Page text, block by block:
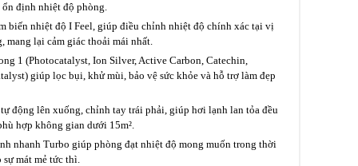
ổn định nhiệt độ phòng.
biến nhiệt độ I Feel, giúp điều chỉnh nhiệt độ chính xác tại vị
mang lại cảm giác thoải mái nhất.
1 (Photocatalyst, Ion Silver, Active Carbon, Catechin,
giúp lọc bụi, khử mùi, bảo vệ sức khỏe và hỗ trợ làm đẹp
động lên xuống, chỉnh tay trái phải, giúp hơi lạnh lan tỏa đều
hợp không gian dưới 15m².
nhanh Turbo giúp phòng đạt nhiệt độ mong muốn trong thời
sự mát mẻ tức thì.